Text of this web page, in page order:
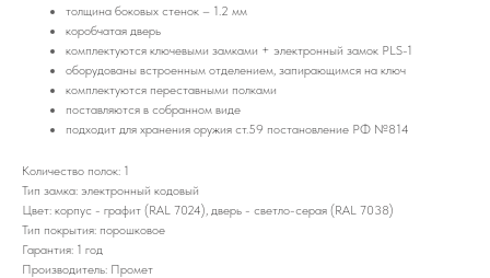
толщина боковых стенок – 1.2 мм
коробчатая дверь
комплектуются ключевыми замками + электронный замок PLS-1
оборудованы встроенным отделением, запирающимся на ключ
комплектуются переставными полками
поставляются в собранном виде
подходит для хранения оружия ст.59 постановление РФ №814
Количество полок: 1
Тип замка: электронный кодовый
Цвет: корпус - графит (RAL 7024), дверь - светло-серая (RAL 7038)
Тип покрытия: порошковое
Гарантия: 1 год
Производитель: Промет